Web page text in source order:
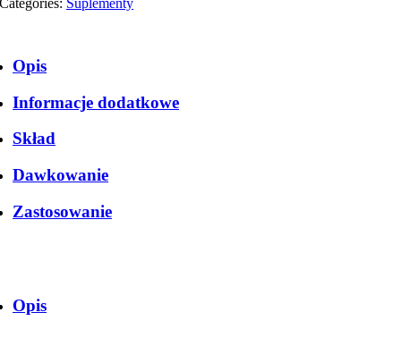
Categories: Suplementy
Opis
Informacje dodatkowe
Skład
Dawkowanie
Zastosowanie
Opis